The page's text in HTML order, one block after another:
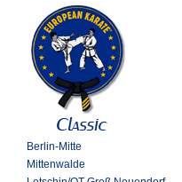
Berlin-Mitte
Mittenwalde